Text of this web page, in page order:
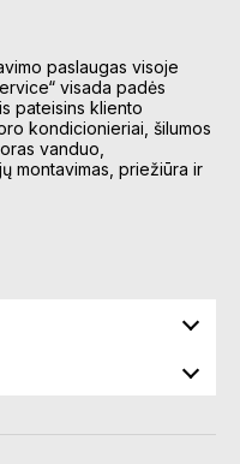
paslaugas visoje
visada padės
pateisins kliento
kondicionieriai, šilumos
vanduo,
montavimas, priežiūra ir